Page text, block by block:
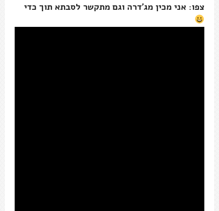
צפו: אני מכין מג'דרה וגם מתקשר לסבתא תוך כדי